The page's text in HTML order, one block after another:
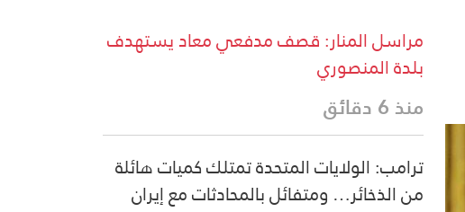
مراسل المنار: قصف مدفعي معاد يستهدف
بلدة المنصوري
منذ 6 دقائق
ترامب: الولايات المتحدة تمتلك كميات هائلة
من الذخائر… ومتفائل بالمحادثات مع إيران